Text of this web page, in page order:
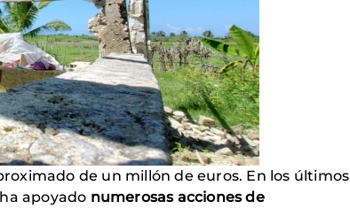
de un millón de euros. En los últimos
apoyado numerosas acciones de